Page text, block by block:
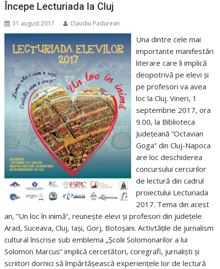
Începe Lecturiada la Cluj
31 august 2017 Claudiu Padurean
Una dintre cele mai
importante manifestări
literare care îi implică
deopotrivă pe elevi şi
pe profesori va avea
loc la Cluj. Vineri, 1
septembrie 2017, ora
9.00, la Biblioteca
Judeţeană ”Octavian
Goga” din Cluj-Napoca
are loc deschiderea
concursului cercurilor
de lectură din cadrul
proiectului Lecturiada
2017. Tema din acest
an, ”Un loc în inimă”, reuneşte elevi şi profesori din judeţele
Arad, Suceava, Cluj, Iaşi, Gorj, Botoşani. Activtăţile de jurnalism
cultural înscrise sub emblema „Şcolii Solomonarilor a lui
Solomon Marcus” implică cercetători, coregrafi, jurnalişti şi
scriitori dornici să împărtăşească experienţele lor de lectură